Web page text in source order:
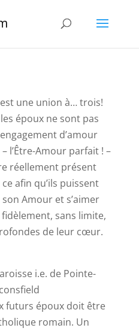
une union à… trois!
époux ne sont pas
d’amour
l’Être-Amour parfait ! –
réellement présent
afin qu’ils puissent
Amour et s’aimer
sans limite,
de leur cœur.
i.e. de Pointe-
futurs époux doit être
romain. Un